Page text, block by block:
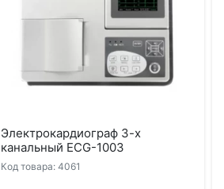
Электрокардиограф 3-х
канальный ECG-1003
Код товара: 4061